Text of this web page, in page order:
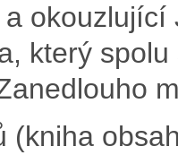
který
(kniha